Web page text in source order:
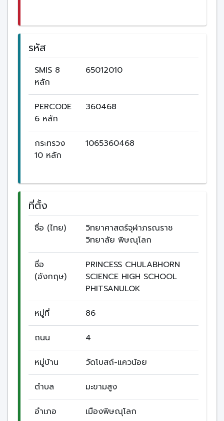
รหัส
SMIS 8
หลัก
65012010
PERCODE
6 หลัก
360468
กระทรวง
10 หลัก
1065360468
ที่ตั้ง
ชื่อ (ไทย)
วิทยาศาสตร์จุฬาภรณราช
วิทยาลัย พิษณุโลก
ชื่อ
(อังกฤษ)
PRINCESS CHULABHORN
SCIENCE HIGH SCHOOL
PHITSANULOK
หมู่ที่ 86
ถนน 4
หมู่บ้าน วัดโบสถ์-แควน้อย
ตำบล มะขามสูง
อำเภอ เมืองพิษณุโลก